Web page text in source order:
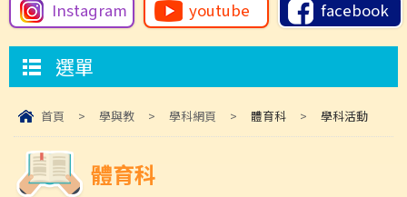
Instagram youtube facebook
選單
首頁 > 學與教 > 學科網頁 > 體育科 > 學科活動
體育科